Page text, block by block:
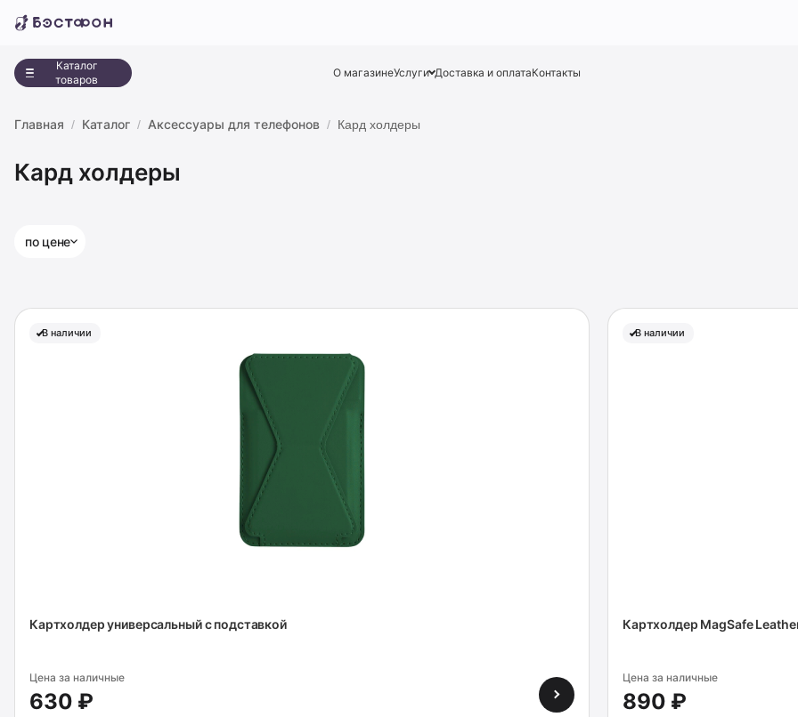
О магазинеУслуги Доставка и оплатаКонтакты
Каталог
товаров
Главная Каталог Аксессуары для телефонов Кард холдеры
Кард холдеры
по цене
В наличии
Картхолдер универсальный с подставкой
Цена за наличные
630 ₽
В наличии
Картхолдер MagSafe
Цена за наличные
890 ₽